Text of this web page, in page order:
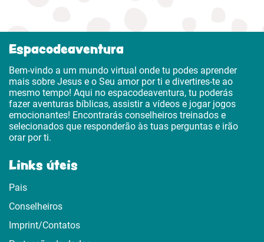
Espacodeaventura
Bem-vindo a um mundo virtual onde tu podes aprender
mais sobre Jesus e o Seu amor por ti e divertires-te ao
mesmo tempo! Aqui no espacodeaventura, tu poderás
fazer aventuras bíblicas, assistir a vídeos e jogar jogos
emocionantes! Encontrarás conselheiros treinados e
selecionados que responderão às tuas perguntas e irão
orar por ti.
Links úteis
Pais
Conselheiros
Imprint/Contatos